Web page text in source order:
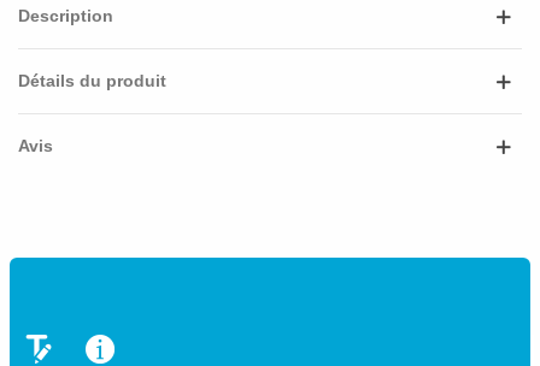
Description
Détails du produit
Avis